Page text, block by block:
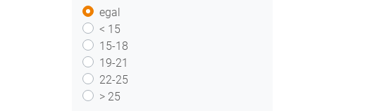
egal
< 15
15-18
19-21
22-25
> 25